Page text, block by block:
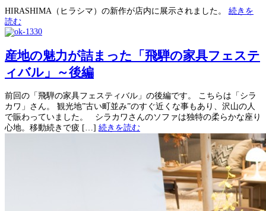
HIRASHIMA（ヒラシマ）の新作が店内に展示されました。 続きを
読む
産地の魅力が詰まった「飛騨の家具フェステ
ィバル」～後編
前回の「飛騨の家具フェスティバル」の後編です。 こちらは「シラ
カワ」さん。 観光地”古い町並み”のすぐ近くな事もあり、沢山の人
で賑わっていました。 シラカワさんのソファは独特の柔らかな座り
心地。移動続きで疲 […] 続きを読む